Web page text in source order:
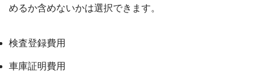
めるか含めないかは選択できます。
検査登録費用
車庫証明費用